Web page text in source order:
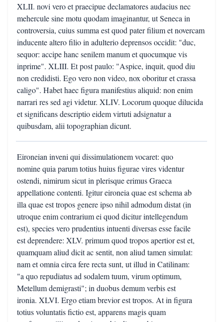
XLII. novi vero et praecipue declamatores audacius nec
mehercule sine motu quodam imaginantur, ut Seneca in
controversia, cuius summa est quod pater filium et novercam
inducente altero filio in adulterio deprensos occidit: "duc,
sequor: accipe hanc senilem manum et quocumque vis
inprime". XLIII. Et post paulo: "Aspice, inquit, quod diu
non credidisti. Ego vero non video, nox oboritur et crassa
caligo". Habet haec figura manifestius aliquid: non enim
narrari res sed agi videtur. XLIV. Locorum quoque dilucida
et significans descriptio eidem virtuti adsignatur a
quibusdam, alii topographian dicunt.
Eironeian inveni qui dissimulationem vocaret: quo
nomine quia parum totius huius figurae vires videntur
ostendi, nimirum sicut in plerisque erimus Graeca
appellatione contenti. Igitur eironeia quae est schema ab
illa quae est tropos genere ipso nihil admodum distat (in
utroque enim contrarium ei quod dicitur intellegendum
est), species vero prudentius intuenti diversas esse facile
est deprendere: XLV. primum quod tropos apertior est et,
quamquam aliud dicit ac sentit, non aliud tamen simulat:
nam et omnia circa fere recta sunt, ut illud in Catilinam:
"a quo repudiatus ad sodalem tuum, virum optimum,
Metellum demigrasti"; in duobus demum verbis est
ironia. XLVI. Ergo etiam brevior est tropos. At in figura
totius voluntatis fictio est, apparens magis quam